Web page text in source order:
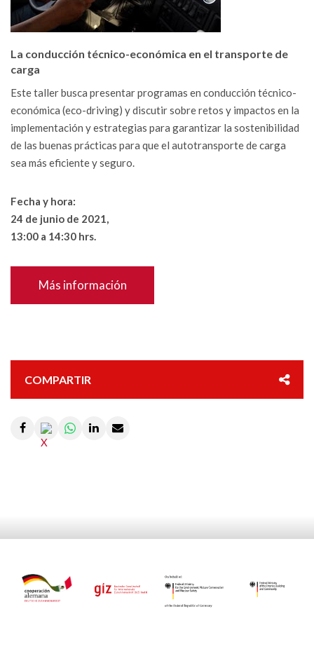
La conducción técnico-económica en el transporte de
carga
Este taller busca presentar programas en conducción técnico-
económica (eco-driving) y discutir sobre retos y impactos en la
implementación y estrategias para garantizar la sostenibilidad
de las buenas prácticas para que el autotransporte de carga
sea más eficiente y seguro.
Fecha y hora:
24 de junio de 2021,
13:00 a 14:30 hrs.
Más información
COMPARTIR